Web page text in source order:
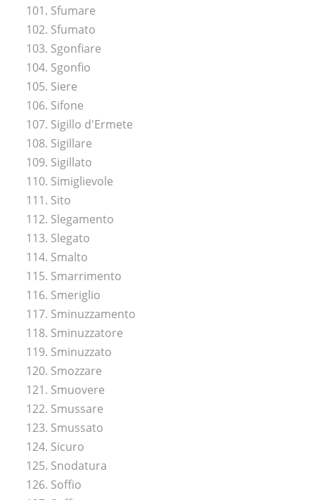
101. Sfumare
102. Sfumato
103. Sgonfiare
104. Sgonfio
105. Siere
106. Sifone
107. Sigillo d'Ermete
108. Sigillare
109. Sigillato
110. Simiglievole
111. Sito
112. Slegamento
113. Slegato
114. Smalto
115. Smarrimento
116. Smeriglio
117. Sminuzzamento
118. Sminuzzatore
119. Sminuzzato
120. Smozzare
121. Smuovere
122. Smussare
123. Smussato
124. Sicuro
125. Snodatura
126. Soffio